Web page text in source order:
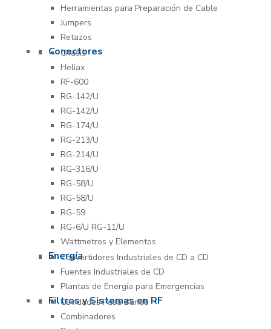
Herramientas para Preparación de Cable
Jumpers
Retazos
Conectores
Chasís
Heliax
RF-600
RG-142/U
RG-142/U
RG-174/U
RG-213/U
RG-214/U
RG-316/U
RG-58/U
RG-58/U
RG-59
RG-6/U RG-11/U
Wattmetros y Elementos
Energía
Convertidores Industriales de CD a CD
Fuentes Industriales de CD
Plantas de Energía para Emergencias
Filtros y Sistemas en RF
Cavidades Pasa Banda
Combinadores